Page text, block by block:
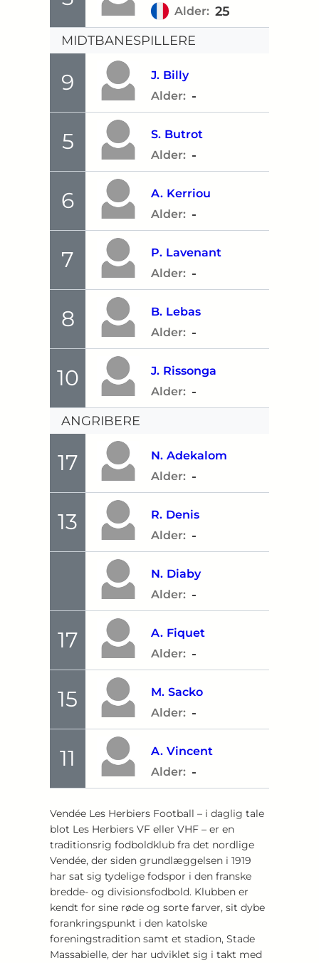
Alder: 25
MIDTBANESPILLERE
9 J. Billy
Alder: -
5 S. Butrot
Alder: -
6 A. Kerriou
Alder: -
7 P. Lavenant
Alder: -
8 B. Lebas
Alder: -
10 J. Rissonga
Alder: -
ANGRIBERE
17 N. Adekalom
Alder: -
13 R. Denis
Alder: -
N. Diaby
Alder: -
17 A. Fiquet
Alder: -
15 M. Sacko
Alder: -
11 A. Vincent
Alder: -
Vendée Les Herbiers Football – i daglig tale
blot Les Herbiers VF eller VHF – er en
traditionsrig fodboldklub fra det nordlige
Vendée, der siden grundlæggelsen i 1919
har sat sig tydelige fodspor i den franske
bredde- og divisionsfodbold. Klubben er
kendt for sine røde og sorte farver, sit dybe
forankringspunkt i den katolske
foreningstradition samt et stadion, Stade
Massabielle, der har udviklet sig i takt med